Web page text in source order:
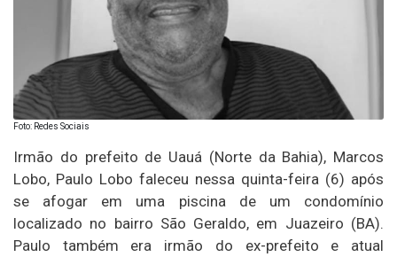
Foto: Redes Sociais
Irmão do prefeito de Uauá (Norte da Bahia), Marcos
Lobo, Paulo Lobo faleceu nessa quinta-feira (6) após
se afogar em uma piscina de um condomínio
localizado no bairro São Geraldo, em Juazeiro (BA).
Paulo também era irmão do ex-prefeito e atual